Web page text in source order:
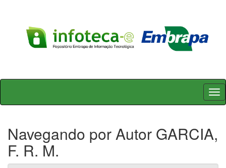
Skip
Navegando por Autor GARCIA,
F. R. M.